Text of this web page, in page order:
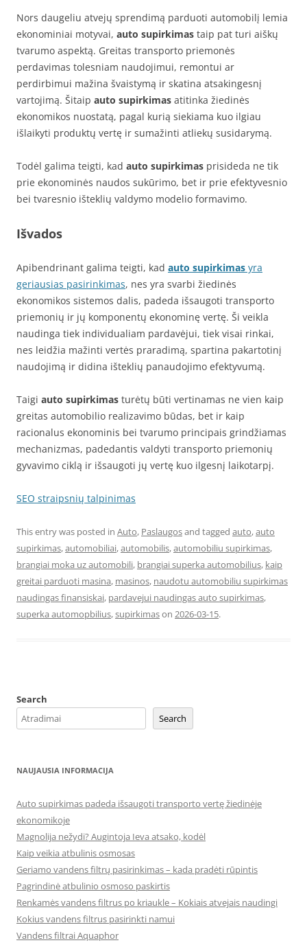
Nors daugeliu atvejų sprendimą parduoti automobilį lemia
ekonominiai motyvai, auto supirkimas taip pat turi aiškų
tvarumo aspektą. Greitas transporto priemonės
perdavimas tolesniam naudojimui, remontui ar
perdirbimui mažina švaistymą ir skatina atsakingesnį
vartojimą. Šitaip auto supirkimas atitinka žiedinės
ekonomikos nuostatą, pagal kurią siekiama kuo ilgiau
išlaikyti produktų vertę ir sumažinti atliekų susidarymą.
Todėl galima teigti, kad auto supirkimas prisideda ne tik
prie ekonominės naudos sukūrimo, bet ir prie efektyvesnio
bei tvaresnio išteklių valdymo modelio formavimo.
Išvados
Apibendrinant galima teigti, kad auto supirkimas yra
geriausias pasirinkimas, nes yra svarbi žiedinės
ekonomikos sistemos dalis, padeda išsaugoti transporto
priemonių ir jų komponentų ekonominę vertę. Ši veikla
naudinga tiek individualiam pardavėjui, tiek visai rinkai,
nes leidžia mažinti vertės praradimą, spartina pakartotinį
naudojimą ir didina išteklių panaudojimo efektyvumą.
Taigi auto supirkimas turėtų būti vertinamas ne vien kaip
greitas automobilio realizavimo būdas, bet ir kaip
racionalus ekonominis bei tvarumo principais grindžiamas
mechanizmas, padedantis valdyti transporto priemonių
gyvavimo ciklą ir išsaugoti jų vertę kuo ilgesnį laikotarpį.
SEO straipsnių talpinimas
This entry was posted in Auto, Paslaugosand tagged auto,auto
supirkimas,automobiliai,automobilis,automobiliu supirkimas,
brangiai moka uz automobili, brangiai superka automobilius, kaip
greitai parduoti masina, masinos, naudotu automobiliu supirkimas
naudingas finansiskai, pardavejui naudingas auto supirkimas,
superka automopbilius,supirkimason 2026-03-15.
Search
Search
NAUJAUSIA INFORMACIJA
Auto supirkimas padeda išsaugoti transporto vertę žiedinėje
ekonomikoje
Magnolija nežydi? Augintoja Ieva atsako, kodėl
Kaip veikia atbulinis osmosas
Geriamo vandens filtrų pasirinkimas – kada pradėti rūpintis
Pagrindinė atbulinio osmoso paskirtis
Renkamės vandens filtrus po kriaukle – Kokiais atvejais naudingi
Kokius vandens filtrus pasirinkti namui
Vandens filtrai Aquaphor